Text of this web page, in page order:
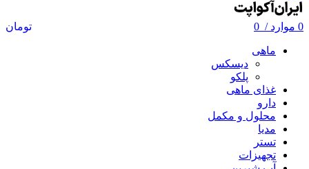
0 موارد / تومان
ماهی
دیسکس
پلکو
غذای ماهی
دارو
محلول و مکمل
مدیا
تستر
تجهیزات